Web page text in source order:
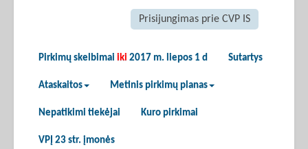
Prisijungimas prie CVP IS
Pirkimų skelbimai iki 2017 m. liepos 1 d Sutartys
Ataskaitos Metinis pirkimų planas
Nepatikimi tiekėjai Kuro pirkimai
VPĮ 23 str. įmonės